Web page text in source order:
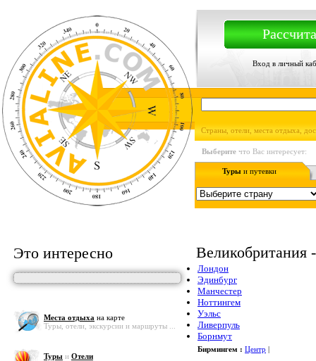
Вход в личный
Страны, отели, места отдыха,
Выберите что Вас интересует:
Туры и путевки
Это интересно
Места отдыха на карте
Туры, отели, экскурсии и маршруты ...
Туры и Отели
Великобритания
Лондон
Эдинбург
Манчестер
Ноттингем
Уэльс
Ливерпуль
Борнмут
Бирмингем : Центр |